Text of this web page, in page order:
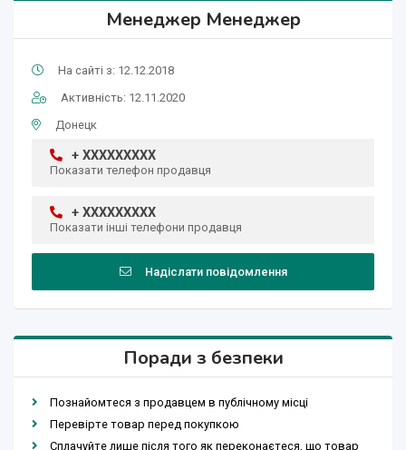
Менеджер Менеджер
На сайті з: 12.12.2018
Активність: 12.11.2020
Донецк
+ XXXXXXXXX
Показати телефон продавця
+ XXXXXXXXX
Показати інші телефони продавця
Надіслати повідомлення
Поради з безпеки
Познайомтеся з продавцем в публічному місці
Перевірте товар перед покупкою
Сплачуйте лише після того як переконаєтеся, що товар